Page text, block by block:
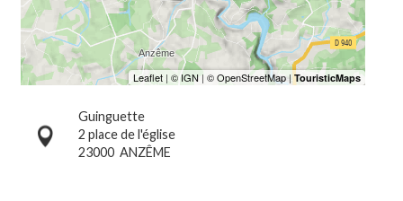
Guinguette
2 place de l'église
23000 ANZÊME